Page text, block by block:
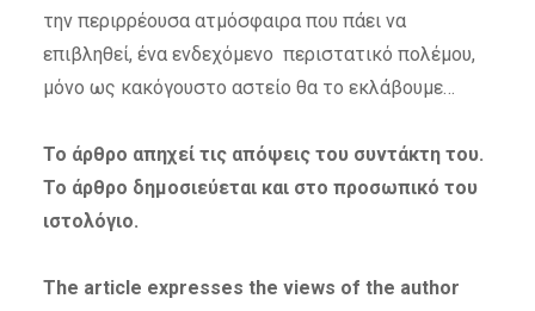
την περιρρέουσα ατμόσφαιρα που πάει να
επιβληθεί, ένα ενδεχόμενο περιστατικό πολέμου,
μόνο ως κακόγουστο αστείο θα το εκλάβουμε…
Το άρθρο απηχεί τις απόψεις του συντάκτη του.
Το άρθρο δημοσιεύεται και στο προσωπικό του
ιστολόγιο.
The article expresses the views of the author